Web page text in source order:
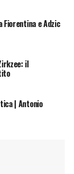
Fiorentina e Adzic
il
| Antonio